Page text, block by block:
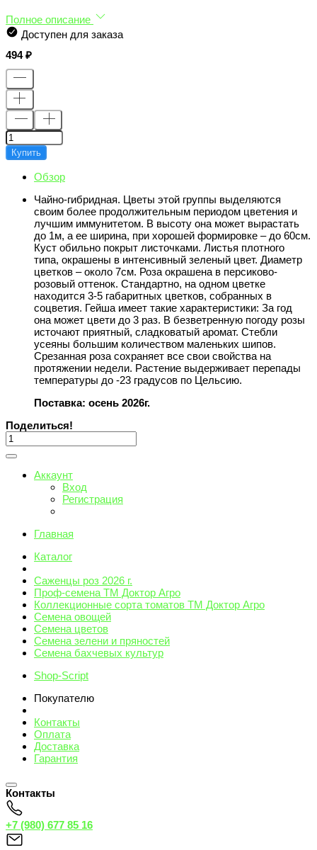
Полное описание
Доступен для заказа
494
Купить
Обзор
Чайно-гибридная. Цветы этой группы выделяются
своим более продолжительным периодом цветения и
лучшим иммунитетом. В высоту она может вырастать
до 1м, а ее ширина, при хорошей формировке – до 60см.
Куст обильно покрыт листочками. Листья плотного
типа, окрашены в интенсивный зеленый цвет. Диаметр
цветков – около 7см. Роза окрашена в персиково-
розовый оттенок. Стандартно, на одном цветке
находится 3-5 габаритных цветков, собранных в
соцветия. Гейша имеет такие характеристики: За год
она может цвети до 3 раз. В безветренную погоду розы
источают приятный, сладковатый аромат. Стебли
усеяны большим количеством маленьких шипов.
Срезанная роза сохраняет все свои свойства на
протяжении недели. Растение выдерживает перепады
температуры до -23 градусов по Цельсию.
Поставка: осень 2026г.
Поделиться!
Аккаунт
Вход
Регистрация
Главная
Каталог
Саженцы роз 2026 г.
Проф-семена ТМ Доктор Агро
Коллекционные сорта томатов ТМ Доктор Агро
Семена овощей
Семена цветов
Семена зелени и пряностей
Семена бахчевых культур
Shop-Script
Покупателю
Контакты
Оплата
Доставка
Гарантия
Контакты
+7 (980) 677 85 16